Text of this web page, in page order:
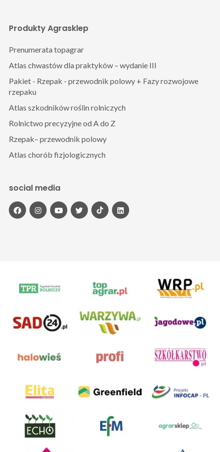
Produkty Agrasklep
Prenumerata topagrar
Atlas chwastów dla praktyków – wydanie III
Pakiet - Rzepak - przewodnik polowy + Fazy rozwojowe
rzepaku
Atlas szkodników roślin rolniczych
Rolnictwo precyzyjne od A do Z
Rzepak– przewodnik polowy
Atlas chorób fizjologicznych
social media